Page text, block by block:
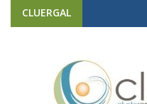
CLUERGAL